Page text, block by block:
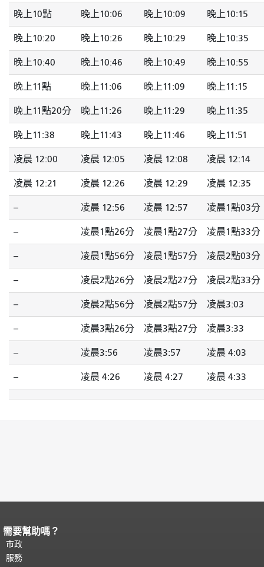
晚上10點 晚上10:06 晚上10:09 晚上10:15
晚上10:20 晚上10:26 晚上10:29 晚上10:35
晚上10:40 晚上10:46 晚上10:49 晚上10:55
晚上11點 晚上11:06 晚上11:09 晚上11:15
晚上11點20分 晚上11:26 晚上11:29 晚上11:35
晚上11:38 晚上11:43 晚上11:46 晚上11:51
凌晨 12:00 凌晨 12:05 凌晨 12:08 凌晨 12:14
凌晨 12:21 凌晨 12:26 凌晨 12:29 凌晨 12:35
-- 凌晨 12:56 凌晨 12:57 凌晨1點03分
-- 凌晨1點26分 凌晨1點27分 凌晨1點33分
-- 凌晨1點56分 凌晨1點57分 凌晨2點03分
-- 凌晨2點26分 凌晨2點27分 凌晨2點33分
-- 凌晨2點56分 凌晨2點57分 凌晨3:03
-- 凌晨3點26分 凌晨3點27分 凌晨3:33
-- 凌晨3:56 凌晨3:57 凌晨 4:03
-- 凌晨 4:26 凌晨 4:27 凌晨 4:33
頁面內容結束。
都會重複顯示。
需要幫助嗎？
市政
服務